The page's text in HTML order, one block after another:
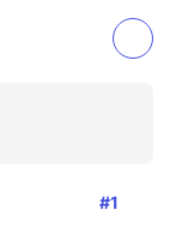
#1